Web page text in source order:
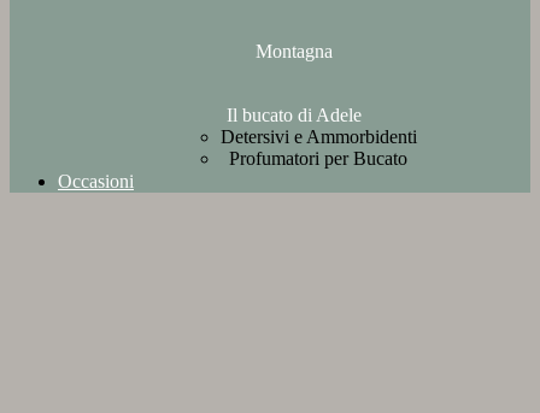
Montagna
Il bucato di Adele
Detersivi e Ammorbidenti
Profumatori per Bucato
Occasioni